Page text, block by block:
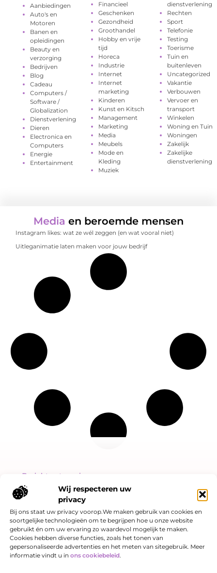
Wij respecteren uw
privacy
Bij ons staat uw privacy voorop.We maken gebruik van cookies en
soortgelijke technologieën om te begrijpen hoe u onze website
gebruikt én om uw ervaring zo waardevol mogelijk te maken.
Cookies hebben diverse functies, zoals het tonen van
gepersonaliseerde advertenties en het meten van sitegebruik. Meer
informatie vindt u in ons cookiebeleid.
Aanbiedingen
Auto's en
Motoren
Banen en
opleidingen
Beauty en
verzorging
Bedrijven
Blog
Cadeau
Computers /
Software /
Globalization
Dienstverlening
Dieren
Electronica en
Computers
Energie
Entertainment
Financieel
Geschenken
Gezondheid
Groothandel
Hobby en vrije
tijd
Horeca
Industrie
Internet
Internet
marketing
Kinderen
Kunst en Kitsch
Management
Marketing
Media
Meubels
Mode en
Kleding
Muziek
dienstverlening
Rechten
Sport
Telefonie
Testing
Toerisme
Tuin en
buitenleven
Uncategorized
Vakantie
Verbouwen
Vervoer en
transport
Winkelen
Woning en Tuin
Woningen
Zakelijk
Zakelijke
dienstverlening
Media en beroemde mensen
Instagram likes: wat ze wél zeggen (en wat vooral niet)
Uitleganimatie laten maken voor jouw bedrijf
Onze informatie
Bericht categorie